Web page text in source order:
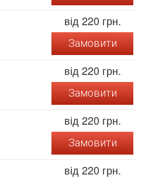
від 220 грн.
Замовити
від 220 грн.
Замовити
від 220 грн.
Замовити
від 220 грн.